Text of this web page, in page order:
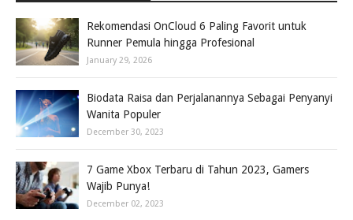
Rekomendasi OnCloud 6 Paling Favorit untuk
Runner Pemula hingga Profesional
January 29, 2026
Biodata Raisa dan Perjalanannya Sebagai Penyanyi
Wanita Populer
December 30, 2023
7 Game Xbox Terbaru di Tahun 2023, Gamers
Wajib Punya!
December 02, 2023